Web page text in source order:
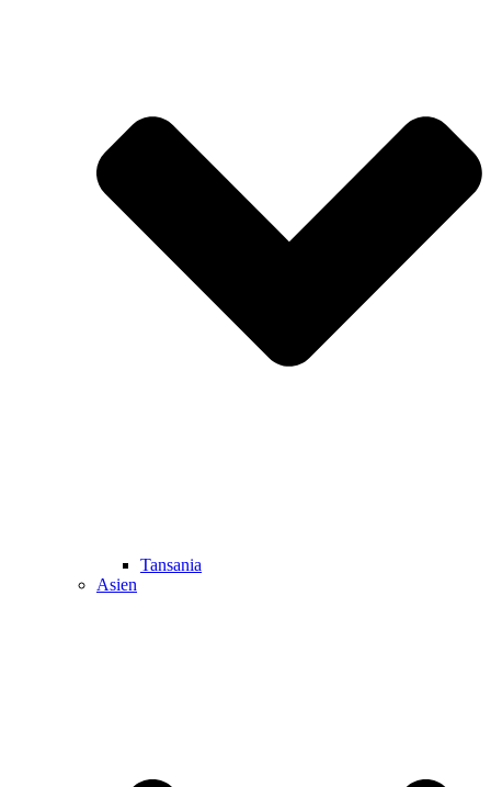
Tansania
Asien